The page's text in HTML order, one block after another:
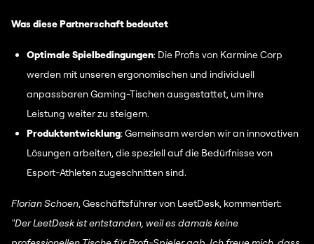
Was diese Partnerschaft bedeutet
Optimale Spielbedingungen: Die Profis von Karmine Corp
werden mit unseren ergonomischen und individuell
anpassbaren Gaming-Tischen ausgestattet, um ihre
Leistung weiter zu steigern.
Produktentwicklung: Gemeinsam werden wir an innovativen
Lösungen arbeiten, die speziell auf die Bedürfnisse von
Esport-Athleten zugeschnitten sind.
Florian Schoen, Geschäftsführer von LeetDesk, kommentiert:
"Der LeetDesk ist entstanden, weil es damals keine